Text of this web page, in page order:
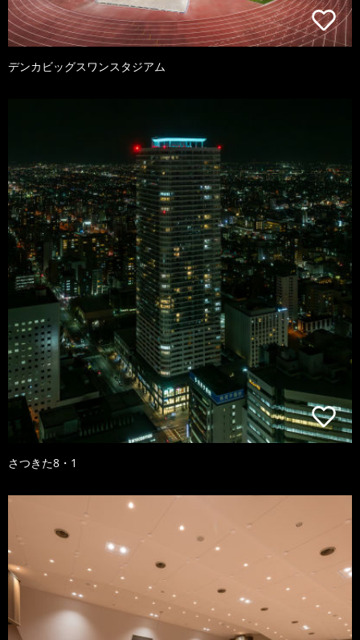
デンカビッグスワンスタジアム
さつきた8・1